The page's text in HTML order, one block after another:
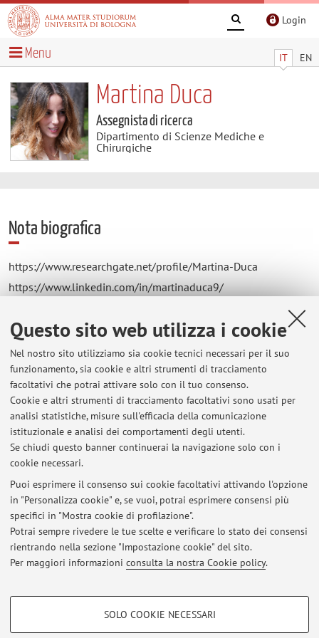
Questo sito web utilizza i cookie
Nel nostro sito utilizziamo sia cookie tecnici necessari per il suo
funzionamento, sia cookie e altri strumenti di tracciamento
facoltativi che potrai attivare solo con il tuo consenso.
Cookie e altri strumenti di tracciamento facoltativi sono usati per
analisi statistiche, misure sull'efficacia della comunicazione
istituzionale e analisi dei comportamenti degli utenti.
Se chiudi questo banner continuerai la navigazione solo con i
cookie necessari.
Puoi esprimere il consenso sui cookie facoltativi attivando l'opzione
in "Personalizza cookie" e, se vuoi, potrai esprimere consensi più
specifici in "Mostra cookie di profilazione".
Potrai sempre rivedere le tue scelte e verificare lo stato dei consensi
rientrando nella sezione "Impostazione cookie" del sito.
Per maggiori informazioni consulta la nostra Cookie policy.
COOKIE DI PROFILAZIONE - FACOLTATIVI
SOLO COOKIE NECESSARI
Login
IT EN
Menu
Martina Duca
Assegnista di ricerca
Dipartimento di Scienze Mediche e
Chirurgiche
Nota biografica
https://www.researchgate.net/profile/Martina-Duca
https://www.linkedin.com/in/martinaduca9/
Contatti
E-mail: martina.duca3@unibo.it
Dipartimento di Scienze Mediche e Chirurgiche
Via San Giacomo 14, Bologna -Vai alla mappa
Ultimi avvisi
Al momento non sono presenti avvisi.
Area riservata